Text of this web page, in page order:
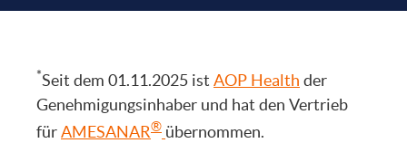
*Seit dem 01.11.2025 ist AOP Health der
Genehmigungsinhaber und hat den Vertrieb
fürAMESANAR® übernommen.